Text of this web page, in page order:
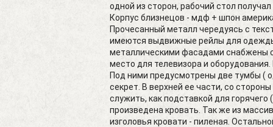
одной из сторон, рабочий стол
Корпус близнецов - мдф + шпон
Прочесанный металл чередуясь с
имеются выдвижные рейлы для
металлическими фасадами снабжены
место для телевизора и
Под ними предусмотрены две тумбы (
секрет. В верхней ее части, со
служить, как подставкой для
произведена кровать. Так же из
изголовья кровати - пиленая.